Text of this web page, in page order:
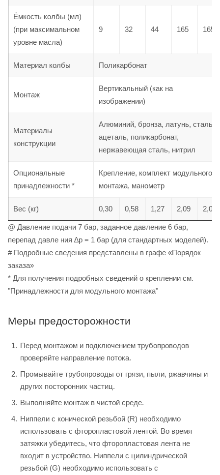
Ёмкость колбы (мл)
(при максимальном
уровне масла)
9 32 44 165 165
Материал колбы Поликарбонат
Монтаж
Вертикальный (как на
изображении)
Материалы
конструкции
Алюминий, бронза, латунь, сталь,
ацеталь, поликарбонат,
нержавеющая сталь, нитрил
Опциональные
принадлежности *
Крепление, комплект модульного
монтажа, манометр
Вес (кг) 0,30 0,58 1,27 2,09 2,05
@ Давление подачи 7 бар, заданное давление 6 бар,
перепад давле ния ∆p = 1 бар (для стандартных моделей).
# Подробные сведения представлены в графе «Порядок
заказа»
* Для получения подробных сведений о креплении см.
"Принадлежности для модульного монтажа"
Меры предосторожности
Перед монтажом и подключением трубопроводов
проверяйте направление потока.
Промывайте трубопроводы от грязи, пыли, ржавчины и
других посторонних частиц.
Выполняйте монтаж в чистой среде.
Ниппели с конической резьбой (R) необходимо
использовать с фторопластовой лентой. Во время
затяжки убедитесь, что фторопластовая лента не
входит в устройство. Ниппели с цилиндрической
резьбой (G) необходимо использовать с